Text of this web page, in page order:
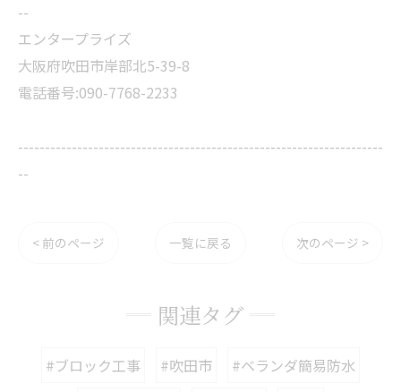
--
エンタープライズ
大阪府吹田市岸部北5-39-8
電話番号:090-7768-2233
--------------------------------------------------------------------
--
< 前のページ 一覧に戻る 次のページ >
関連タグ
#ブロック工事 #吹田市
#ベランダ簡易防水